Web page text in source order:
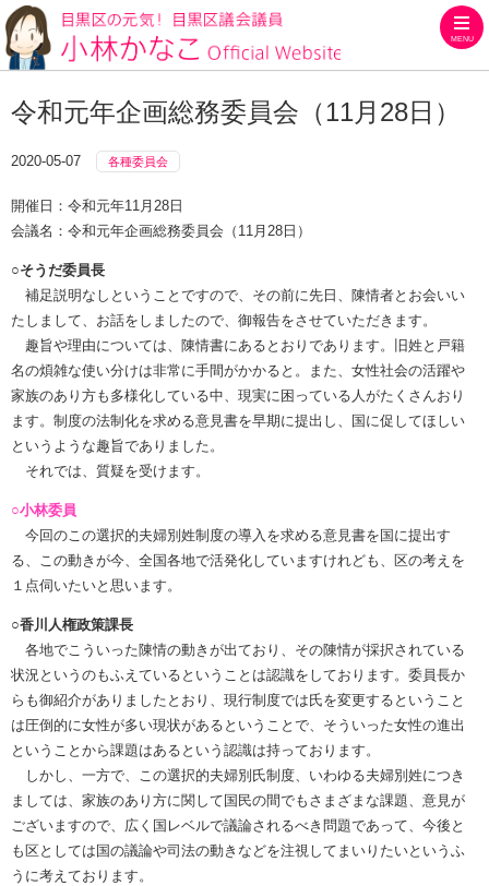
MENU
令和元年企画総務委員会（11月28日）
2020-05-07 各種委員会
開催日：令和元年11月28日
会議名：令和元年企画総務委員会（11月28日）
○そうだ委員長
補足説明なしということですので、その前に先日、陳情者とお会いい
たしまして、お話をしましたので、御報告をさせていただきます。
趣旨や理由については、陳情書にあるとおりであります。旧姓と戸籍
名の煩雑な使い分けは非常に手間がかかると。また、女性社会の活躍や
家族のあり方も多様化している中、現実に困っている人がたくさんおり
ます。制度の法制化を求める意見書を早期に提出し、国に促してほしい
というような趣旨でありました。
それでは、質疑を受けます。
○小林委員
今回のこの選択的夫婦別姓制度の導入を求める意見書を国に提出す
る、この動きが今、全国各地で活発化していますけれども、区の考えを
１点伺いたいと思います。
○香川人権政策課長
各地でこういった陳情の動きが出ており、その陳情が採択されている
状況というのもふえているということは認識をしております。委員長か
らも御紹介がありましたとおり、現行制度では氏を変更するということ
は圧倒的に女性が多い現状があるということで、そういった女性の進出
ということから課題はあるという認識は持っております。
しかし、一方で、この選択的夫婦別氏制度、いわゆる夫婦別姓につき
ましては、家族のあり方に関して国民の間でもさまざまな課題、意見が
ございますので、広く国レベルで議論されるべき問題であって、今後と
も区としては国の議論や司法の動きなどを注視してまいりたいというふ
うに考えております。